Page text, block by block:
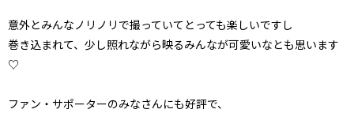
意外とみんなノリノリで撮っていてとっても楽しいですし
巻き込まれて、少し照れながら映るみんなが可愛いなとも思います
♡
ファン・サポーターのみなさんにも好評で、